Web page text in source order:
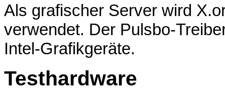
Als grafischer Server wird
verwendet. Der Pulsbo-
Intel-Grafikgeräte.
Testhardware